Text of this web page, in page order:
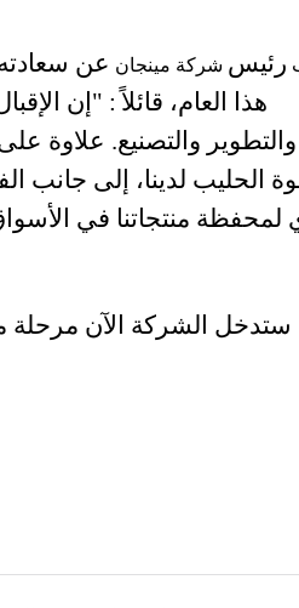
رئيس شركة مينجان عن سعادته
هذا العام، قائلاً : "إن
والتطوير والتصنيع. علاوة
الحليب لدينا، إلى جانب
لمحفظة منتجاتنا في
ستدخل الشركة الآن مرحلة